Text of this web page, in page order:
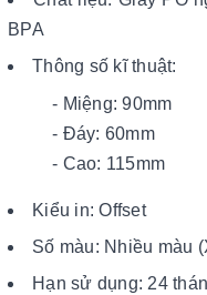
BPA
Thông số kĩ thuật:
- Miệng: 90mm
- Đáy: 60mm
- Cao: 115mm
Kiểu in: Offset
Số màu: Nhiều màu
Hạn sử dụng: 24